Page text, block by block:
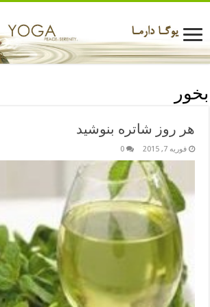
بخور
هر روز شاتره بنوشید
فوریه 7, 2015 0